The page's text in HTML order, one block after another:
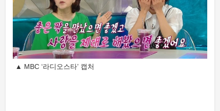
▲ MBC ‘라디오스타’ 캡처